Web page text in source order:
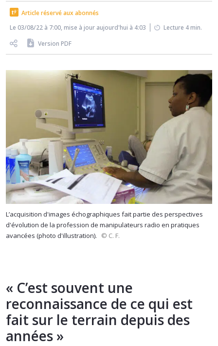
Article réservé aux abonnés
Le 03/08/22 à 7:00, mise à jour aujourd'hui à 4:03
Lecture 4 min.
Version PDF
L’acquisition d'images échographiques fait partie des perspectives
d'évolution de la profession de manipulateurs radio en pratiques
avancées (photo d'illustration).
© C. F.
« C’est souvent une
reconnaissance de ce qui est
fait sur le terrain depuis des
années »